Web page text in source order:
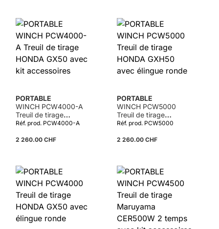
PORTABLE
WINCH PCW4000-A
Treuil de tirage
HONDA GX50 avec kit
Réf. prod. PCW4000-A
2 260.00 CHF
PORTABLE
WINCH PCW5000
Treuil de tirage
HONDA GXH50 avec
Réf. prod. PCW5000
2 260.00 CHF